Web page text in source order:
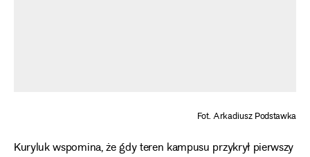
Fot. Arkadiusz Podstawka
Kuryluk wspomina, że gdy teren kampusu przykrył pierwszy